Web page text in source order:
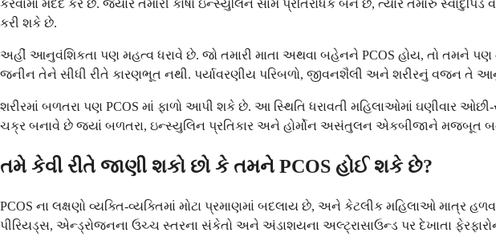
કરવામાં મદદ કરે છે. જ્યારે તમારી કોષો ઇન્સ્યુલિન સામે પ્રતિરોધક બને છે, ત્યારે તમારું
કરી શકે છે.
અહીં આનુવંશિકતા પણ મહત્વ ધરાવે છે. જો તમારી માતા અથવા બહેનને PCOS હોય, તો તમને
જનીન તેને સીધી રીતે કારણભૂત નથી. પર્યાવરણીય પરિબળો, જીવનશૈલી અને શરીરનું વજન તે
શરીરમાં બળતરા પણ PCOS માં ફાળો આપી શકે છે. આ સ્થિતિ ધરાવતી મહિલાઓમાં ઘણીવાર
ચક્ર બનાવે છે જ્યાં બળતરા, ઇન્સ્યુલિન પ્રતિકાર અને હોર્મોન અસંતુલન એકબીજાને મજબૂત
તમે કેવી રીતે જાણી શકો છો કે તમને PCOS હોઈ શકે છે?
PCOS ના લક્ષણો વ્યક્તિ-વ્યક્તિમાં મોટા પ્રમાણમાં બદલાય છે, અને કેટલીક મહિલાઓ માત્ર
પીરિયડ્સ, એન્ડ્રોજનના ઉચ્ચ સ્તરના સંકેતો અને અંડાશયના અલ્ટ્રાસાઉન્ડ પર દેખાતા